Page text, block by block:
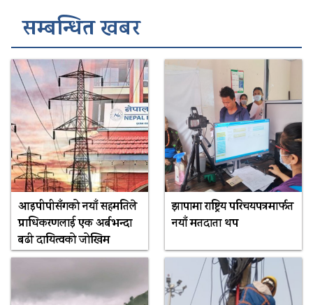
सम्बन्धित खबर
आइपीपीसँगको नयाँ सहमतिले
प्राधिकरणलाई एक अर्बभन्दा
बढी दायित्वको जोखिम
झापामा राष्ट्रिय परिचयपत्रमार्फत
नयाँ मतदाता थप